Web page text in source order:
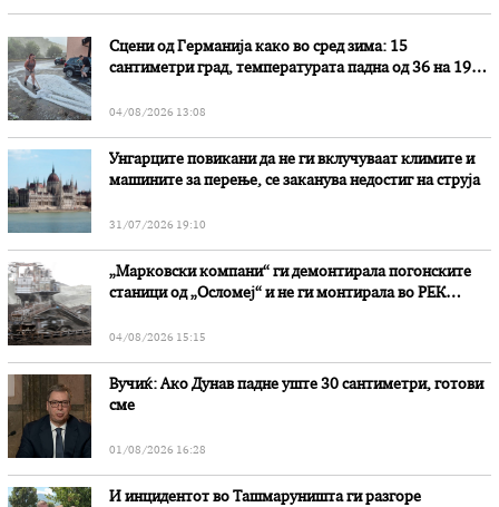
Сцени од Германија како во сред зима: 15
сантиметри град, температурата падна од 36 на 19
04/08/2026 13:08
Унгарците повикани да не ги вклучуваат климите и
машините за перење, се заканува недостиг на струја
31/07/2026 19:10
„Марковски компани“ ги демонтирала погонските
станици од „Осломеј“ и не ги монтирала во РЕК
04/08/2026 15:15
Вучиќ: Ако Дунав падне уште 30 сантиметри, готови
сме
01/08/2026 16:28
И инцидентот во Ташмаруништa ги разгоре